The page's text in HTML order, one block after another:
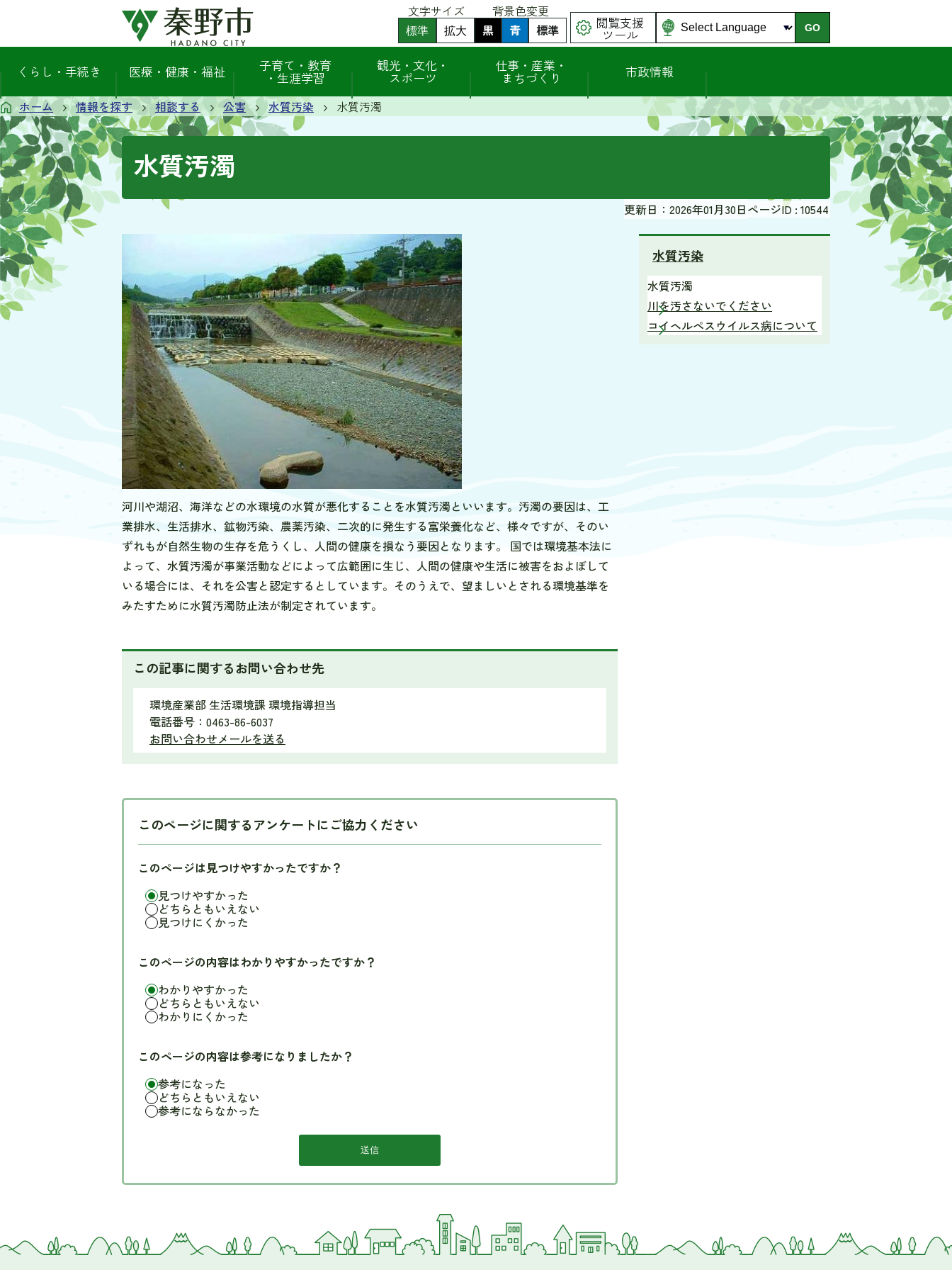
文字サイズ
標準
初
期
態
拡大
態
背景色変更
黒
景
色
を
黒
色
に
る
青
景
色
を
青
色
に
る
標準
景
色
を
戻
閲覧支援
ツール GO
くらし・手続き 医療・健康・福祉 子育て・教育
・生涯学習
観光・文化・
スポーツ
仕事・産業・
まちづくり 市政情報
ホーム 情報を探す 相談する 公害 水質汚染 水質汚濁
水質汚濁
更新日：2026年01月30日ページID : 10544
河川や湖沼、海洋などの水環境の水質が悪化することを水質汚濁といいます。汚濁の要因は、工
業排水、生活排水、鉱物汚染、農薬汚染、二次的に発生する富栄養化など、様々ですが、そのい
ずれもが自然生物の生存を危うくし、人間の健康を損なう要因となります。 国では環境基本法に
よって、水質汚濁が事業活動などによって広範囲に生じ、人間の健康や生活に被害をおよぼして
いる場合には、それを公害と認定するとしています。そのうえで、望ましいとされる環境基準を
みたすために水質汚濁防止法が制定されています。
この記事に関するお問い合わせ先
環境産業部 生活環境課 環境指導担当
電話番号：0463-86-6037
お問い合わせメールを送る
このページに関するアンケートにご協力ください
このページは見つけやすかったですか？
見つけやすかった
どちらともいえない
見つけにくかった
このページの内容はわかりやすかったですか？
わかりやすかった
どちらともいえない
わかりにくかった
このページの内容は参考になりましたか？
参考になった
どちらともいえない
参考にならなかった
水質汚染
水質汚濁
川を汚さないでください
コイヘルペスウイルス病について